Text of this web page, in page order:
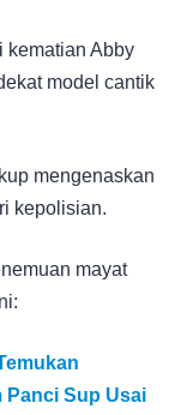
kematian Abby
model cantik
mengenaskan
kepolisian.
mayat
Panci Sup Usai